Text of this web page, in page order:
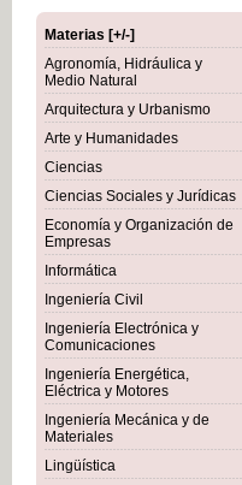
Materias [+/-]
Agronomía, Hidráulica y
Medio Natural
Arquitectura y Urbanismo
Arte y Humanidades
Ciencias
Ciencias Sociales y Jurídicas
Economía y Organización de
Empresas
Informática
Ingeniería Civil
Ingeniería Electrónica y
Comunicaciones
Ingeniería Energética,
Eléctrica y Motores
Ingeniería Mecánica y de
Materiales
Lingüística